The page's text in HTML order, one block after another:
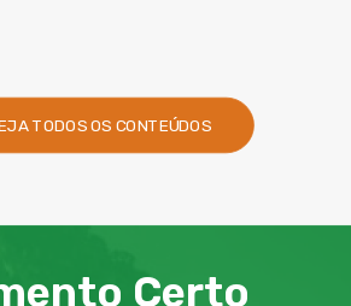
TODOS OS CONTEÚDOS
Certo